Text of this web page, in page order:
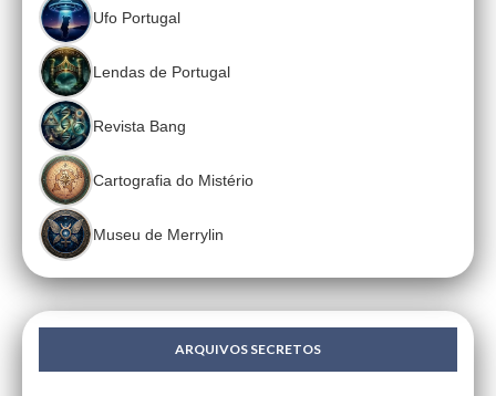
Ufo Portugal
Lendas de Portugal
Revista Bang
Cartografia do Mistério
Museu de Merrylin
ARQUIVOS SECRETOS